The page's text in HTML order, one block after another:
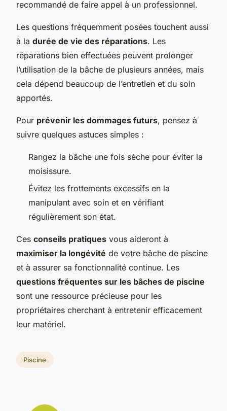
recommandé de faire appel à un professionnel.
Les questions fréquemment posées touchent aussi
à la durée de vie des réparations. Les
réparations bien effectuées peuvent prolonger
l’utilisation de la bâche de plusieurs années, mais
cela dépend beaucoup de l’entretien et du soin
apportés.
Pour prévenir les dommages futurs, pensez à
suivre quelques astuces simples :
Rangez la bâche une fois sèche pour éviter la
moisissure.
Évitez les frottements excessifs en la
manipulant avec soin et en vérifiant
régulièrement son état.
Ces conseils pratiques vous aideront à
maximiser la longévité de votre bâche de piscine
et à assurer sa fonctionnalité continue. Les
questions fréquentes sur les bâches de piscine
sont une ressource précieuse pour les
propriétaires cherchant à entretenir efficacement
leur matériel.
Piscine